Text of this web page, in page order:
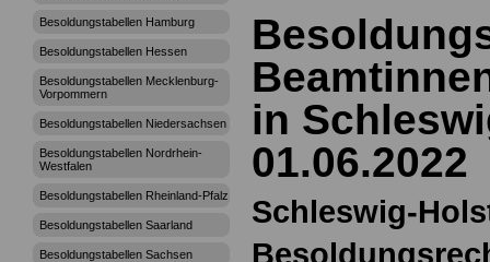
Besoldungstabellen Hamburg
Besoldungstabellen Hessen
Besoldungstabellen Mecklenburg-
Vorpommern
Besoldungstabellen Niedersachsen
Besoldungstabellen Nordrhein-
Westfalen
Besoldungstabellen Rheinland-Pfalz
Besoldungstabellen Saarland
Besoldungstabellen Sachsen
in
01.06.2022
Schleswig-